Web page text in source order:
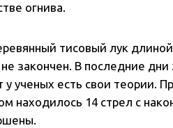
огнива.
тисовый лук длиной
закончен. В последние
у ученых есть свои теории.
находилось 14 стрел с